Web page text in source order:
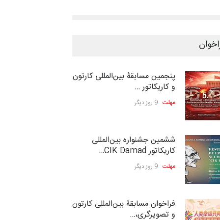
پنجمین مسابقۀ بین‌المللی کارتون
و کاریکاتور …
مهلت 9 روز دیگر
ششمین جشنواره بین‌المللی
کاریکاتور CIK Damad…
مهلت 9 روز دیگر
فراخوان مسابقۀ بین‌المللی کارتون
و تصویرگری،…